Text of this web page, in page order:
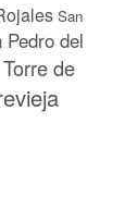
San
Pedro del
Torre de